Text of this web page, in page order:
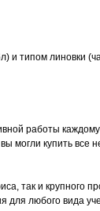
типом линовки
работы
могли купить все
так и крупного
для любого вида